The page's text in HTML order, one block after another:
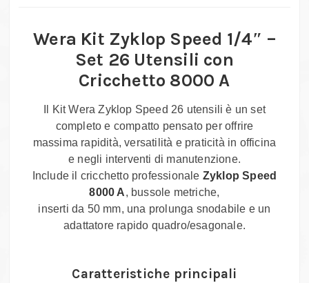
Wera Kit Zyklop Speed 1/4″ –
Set 26 Utensili con
Cricchetto 8000 A
Il Kit Wera Zyklop Speed 26 utensili è un set
completo e compatto pensato per offrire
massima rapidità, versatilità e praticità in officina
e negli interventi di manutenzione.
Include il cricchetto professionale Zyklop Speed
8000 A, bussole metriche,
inserti da 50 mm, una prolunga snodabile e un
adattatore rapido quadro/esagonale.
Caratteristiche principali